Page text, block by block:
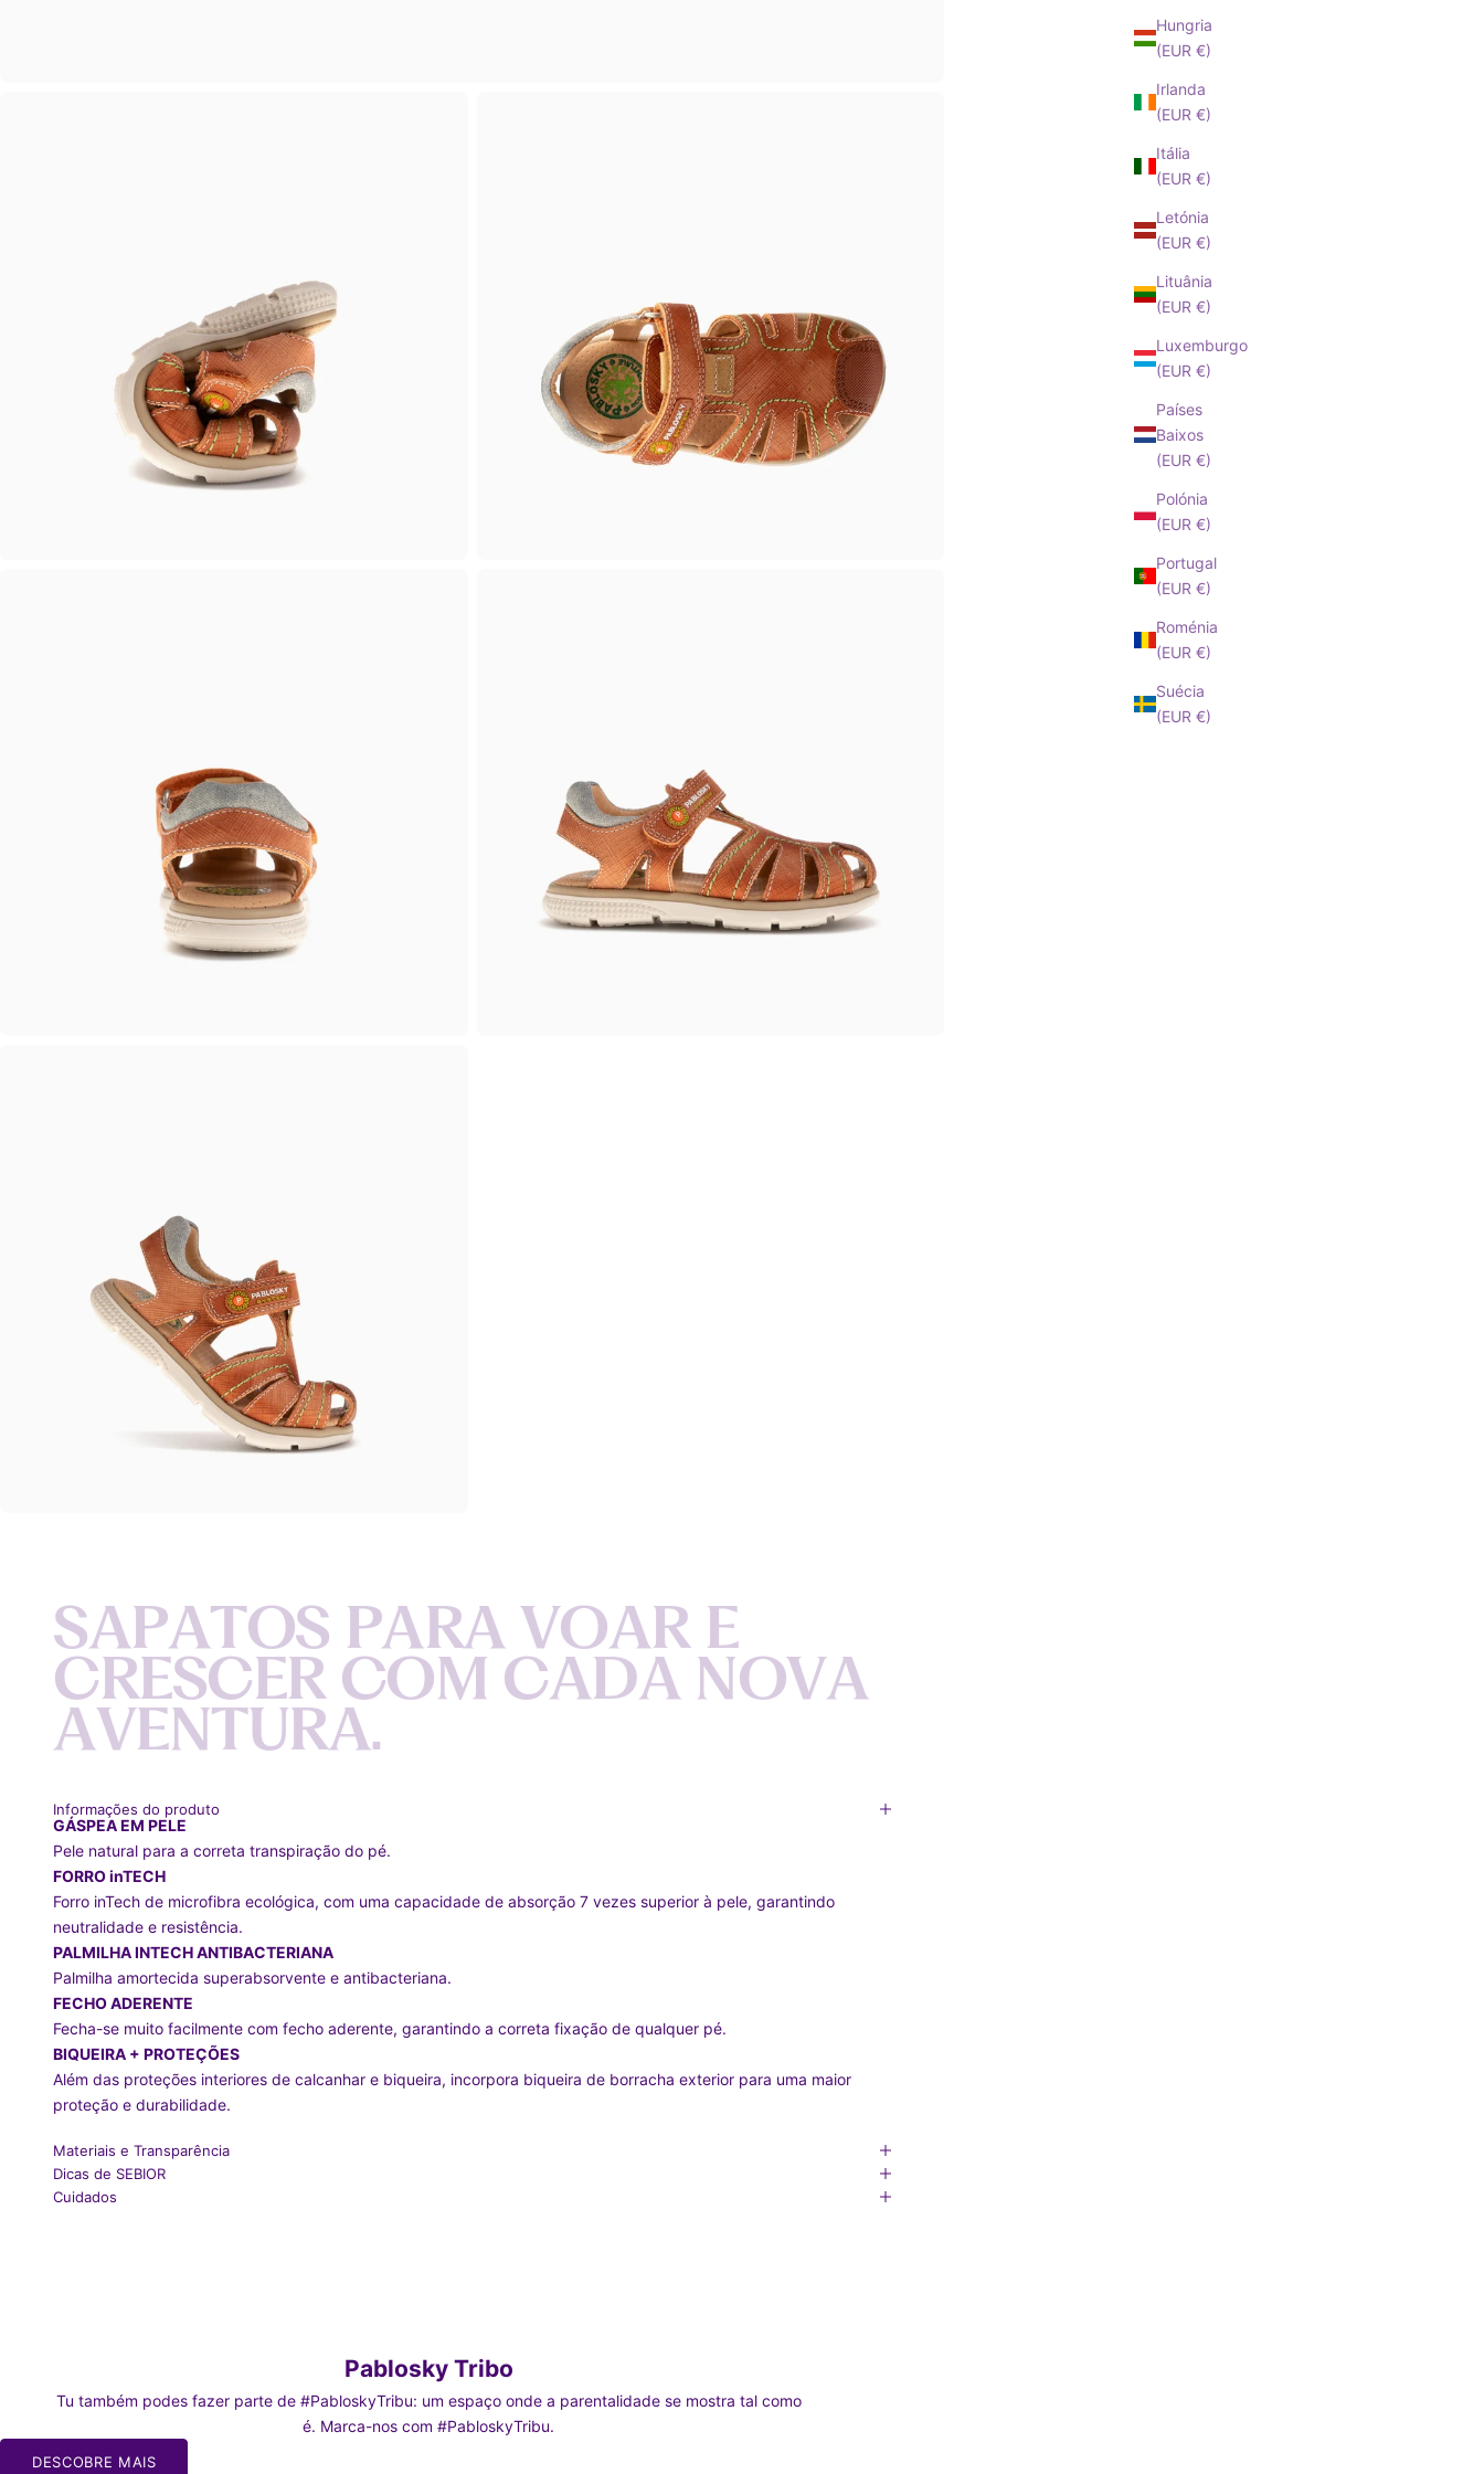
Hungria
(EUR €)
Irlanda
(EUR €)
Itália
(EUR €)
Letónia
(EUR €)
Lituânia
(EUR €)
Luxemburgo
(EUR €)
Países
Baixos
(EUR €)
Polónia
(EUR €)
Portugal
(EUR €)
Roménia
(EUR €)
Suécia
(EUR €)
SAPATOS PARA VOAR E
CRESCER COM CADA NOVA
AVENTURA.
Informações do produto
GÁSPEA EM PELE
Pele natural para a correta transpiração do pé.
FORRO inTECH
Forro inTech de microfibra ecológica, com uma capacidade de absorção 7 vezes superior à pele, garantindo
neutralidade e resistência.
PALMILHA INTECH ANTIBACTERIANA
Palmilha amortecida superabsorvente e antibacteriana.
FECHO ADERENTE
Fecha-se muito facilmente com fecho aderente, garantindo a correta fixação de qualquer pé.
BIQUEIRA + PROTEÇÕES
Além das proteções interiores de calcanhar e biqueira, incorpora biqueira de borracha exterior para uma maior
proteção e durabilidade.
Materiais e Transparência
Dicas de SEBIOR
Cuidados
Pablosky Tribo
Tu também podes fazer parte de #PabloskyTribu: um espaço onde a parentalidade se mostra tal como
é. Marca-nos com #PabloskyTribu.
DESCOBRE MAIS